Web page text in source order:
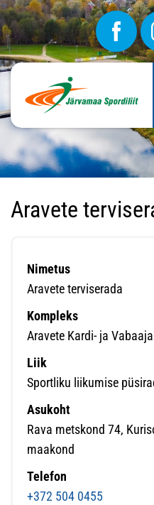
Aravete
Nimetus
Aravete terviserada
Kompleks
Aravete Kardi- ja
Liik
Sportliku liikumise
Asukoht
Rava metskond 74,
maakond
Telefon
+372 504 0455